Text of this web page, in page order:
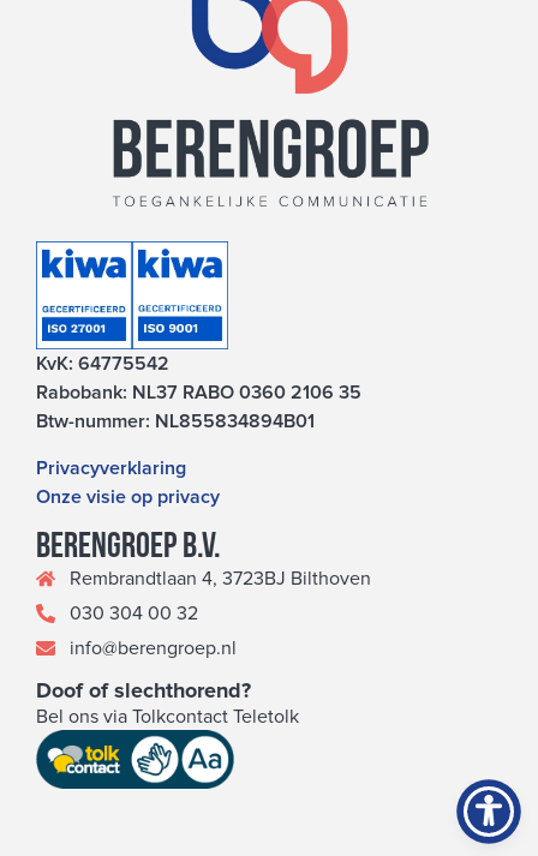
KvK: 64775542
Rabobank: NL37 RABO 0360 2106 35
Btw-nummer: NL855834894B01
Privacyverklaring
Onze visie op privacy
Berengroep b.v.
Rembrandtlaan 4, 3723BJ Bilthoven
030 304 00 32
info@berengroep.nl
Doof of slechthorend?
Bel ons via Tolkcontact Teletolk